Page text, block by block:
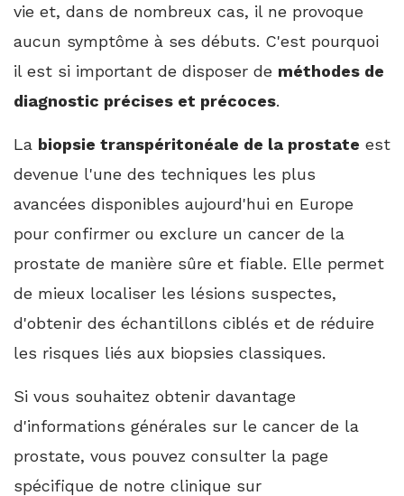
vie et, dans de nombreux cas, il ne provoque
aucun symptôme à ses débuts. C'est pourquoi
il est si important de disposer de méthodes de
diagnostic précises et précoces.
La biopsie transpéritonéale de la prostate est
devenue l'une des techniques les plus
avancées disponibles aujourd'hui en Europe
pour confirmer ou exclure un cancer de la
prostate de manière sûre et fiable. Elle permet
de mieux localiser les lésions suspectes,
d'obtenir des échantillons ciblés et de réduire
les risques liés aux biopsies classiques.
Si vous souhaitez obtenir davantage
d'informations générales sur le cancer de la
prostate, vous pouvez consulter la page
spécifique de notre clinique sur